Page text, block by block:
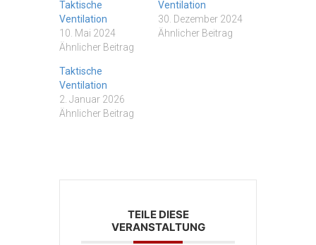
Taktische
Ventilation
10. Mai 2024
Ähnlicher Beitrag
Ventilation
30. Dezember 2024
Ähnlicher Beitrag
Taktische
Ventilation
2. Januar 2026
Ähnlicher Beitrag
TEILE DIESE
VERANSTALTUNG